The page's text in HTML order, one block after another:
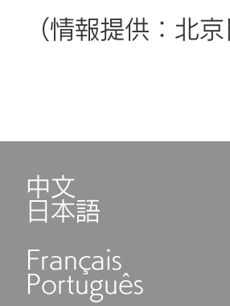
（情報提供：北
中文
日本語
Français
Português